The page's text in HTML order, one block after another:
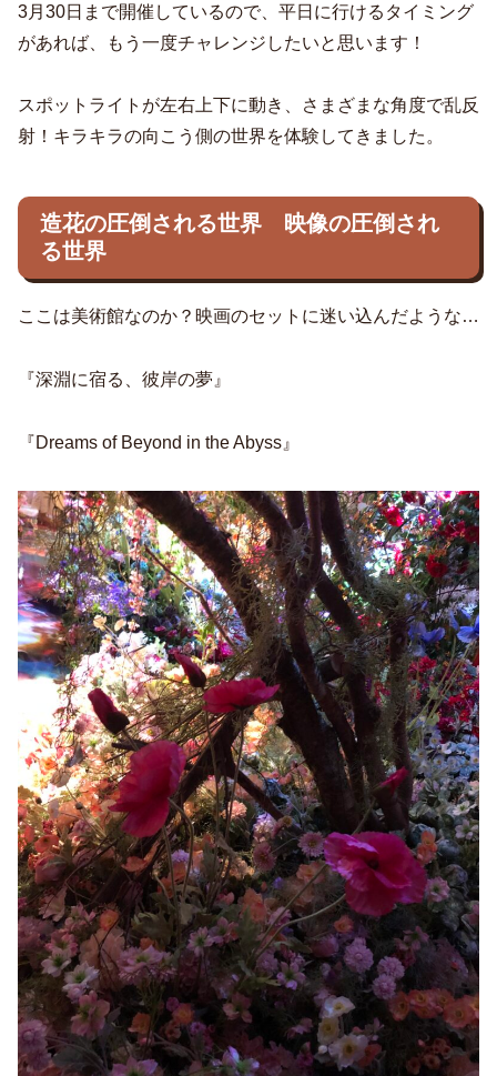
3月30日まで開催しているので、平日に行けるタイミング
があれば、もう一度チャレンジしたいと思います！
スポットライトが左右上下に動き、さまざまな角度で乱反
射！キラキラの向こう側の世界を体験してきました。
造花の圧倒される世界 映像の圧倒され
る世界
ここは美術館なのか？映画のセットに迷い込んだような…
『深淵に宿る、彼岸の夢』
『Dreams of Beyond in the Abyss』